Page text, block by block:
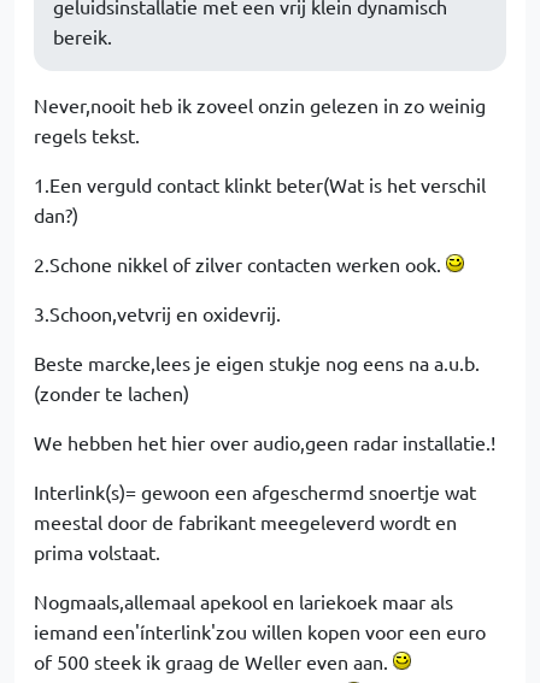
geluidsinstallatie met een vrij klein dynamisch
bereik.
Never,nooit heb ik zoveel onzin gelezen in zo weinig
regels tekst.
1.Een verguld contact klinkt beter(Wat is het verschil
dan?)
2.Schone nikkel of zilver contacten werken ook.
3.Schoon,vetvrij en oxidevrij.
Beste marcke,lees je eigen stukje nog eens na a.u.b.
(zonder te lachen)
We hebben het hier over audio,geen radar installatie.!
Interlink(s)= gewoon een afgeschermd snoertje wat
meestal door de fabrikant meegeleverd wordt en
prima volstaat.
Nogmaals,allemaal apekool en lariekoek maar als
iemand een'ínterlink'zou willen kopen voor een euro
of 500 steek ik graag de Weller even aan.